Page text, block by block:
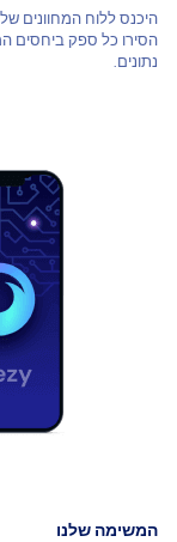
הסירו כל ספק ביחסים
נתונים.
המשימה שלנו